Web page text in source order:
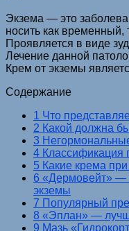
Экзема — это
носить как временный,
Проявляется в виде
Лечение данной
Крем от экземы
Содержание
1 Что
2 Какой должна
3
4 Классификация
5 Какие крема
6 «Дермовейт» —
экземы
7 Популярный
8 «Эплан» —
9 Мазь